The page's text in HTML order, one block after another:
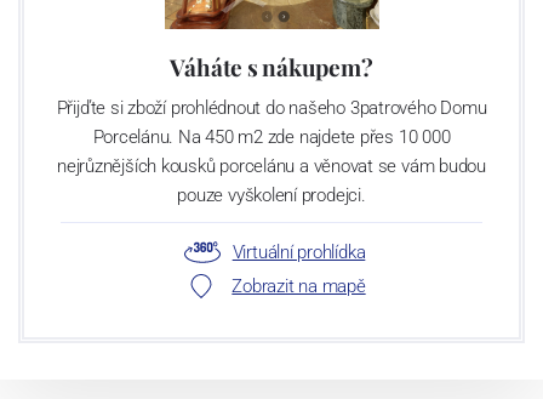
Váháte s nákupem?
Přijďte si zboží prohlédnout do našeho 3patrového Domu
Porcelánu. Na 450 m2 zde najdete přes 10 000
nejrůznějších kousků porcelánu a věnovat se vám budou
pouze vyškolení prodejci.
Virtuální prohlídka
Zobrazit na mapě